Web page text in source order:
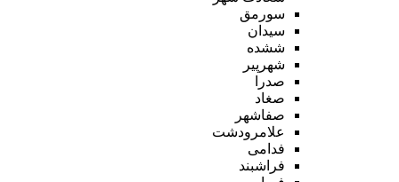
سورمق
سیدان
ششده
شهرپیر
صدرا
صغاد
صفاشهر
علامرودشت
فدامی
فراشبند